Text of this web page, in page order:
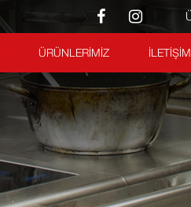
ÜRÜNLERİMİZ İLETİŞİM